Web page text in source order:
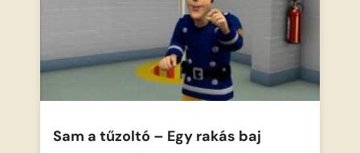
Sam a tűzoltó – Egy rakás baj